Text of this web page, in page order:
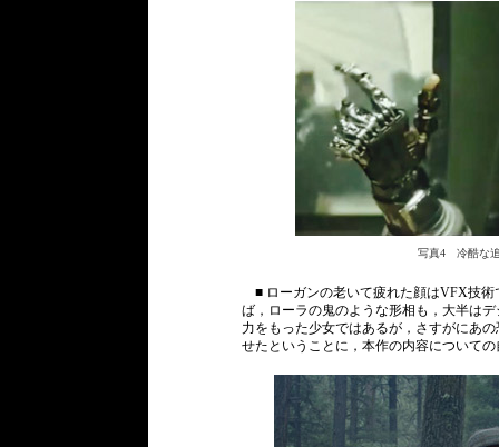
写真4 冷酷な
■ ローガンの老いて疲れた顔はVFX技術
ば，ローラの鬼のような形相も，大半は
力をもった少女ではあるが，さすがにあ
せたということに，本作の内容について